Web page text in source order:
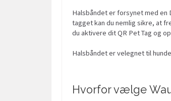
Halsbåndet er forsynet med en
tagget kan du nemlig sikre, at
du aktivere dit QR Pet Tag og
Halsbåndet er velegnet til
Hvorfor vælge